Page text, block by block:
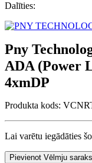
Dalīties:
Pny
ADA (Power
4xmDP
Produkta kods:
Lai varētu iegādāties
Pievienot Vēlmju